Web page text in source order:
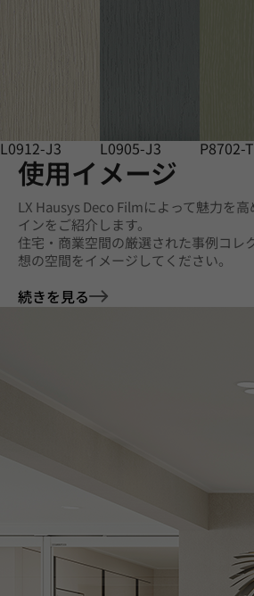
L0912-J3 L0905-J3 P8702-
使用イメージ
LX Hausys Deco Filmによって魅力を
インをご紹介します。
住宅・商業空間の厳選された事例コレ
想の空間をイメージしてください。
続きを見る